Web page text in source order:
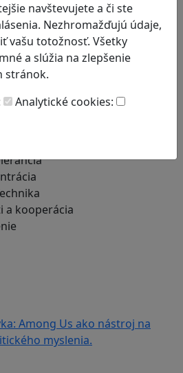
navštevujete a či ste
Nezhromažďujú údaje,
vašu totožnosť. Všetky
a slúžia na zlepšenie
stránok.
Analytické cookies:
a kooperácia